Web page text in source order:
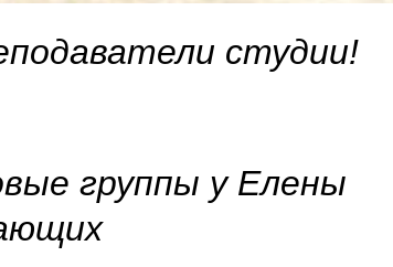
студии!
группы у Елены